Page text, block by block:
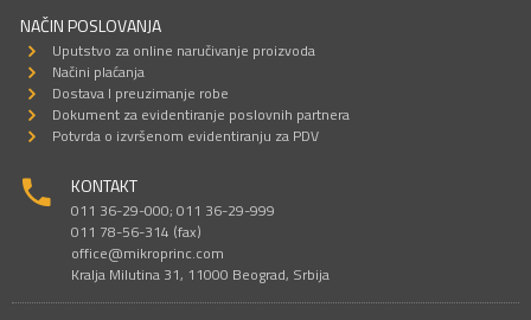
NAČIN POSLOVANJA
Uputstvo za online naručivanje proizvoda
Načini plaćanja
Dostava I preuzimanje robe
Dokument za evidentiranje poslovnih partnera
Potvrda o izvršenom evidentiranju za PDV
KONTAKT
011 36-29-000; 011 36-29-999
011 78-56-314 (fax)
office@mikroprinc.com
Kralja Milutina 31, 11000 Beograd, Srbija